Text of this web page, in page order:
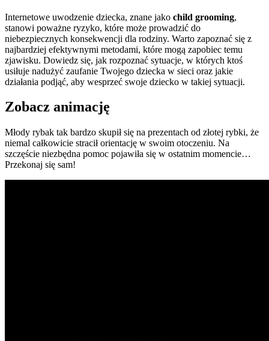
Internetowe uwodzenie dziecka, znane jako child grooming,
stanowi poważne ryzyko, które może prowadzić do
niebezpiecznych konsekwencji dla rodziny. Warto zapoznać się z
najbardziej efektywnymi metodami, które mogą zapobiec temu
zjawisku. Dowiedz się, jak rozpoznać sytuacje, w których ktoś
usiłuje nadużyć zaufanie Twojego dziecka w sieci oraz jakie
działania podjąć, aby wesprzeć swoje dziecko w takiej sytuacji.
Zobacz animację
Młody rybak tak bardzo skupił się na prezentach od złotej rybki, że
niemal całkowicie stracił orientację w swoim otoczeniu. Na
szczęście niezbędna pomoc pojawiła się w ostatnim momencie…
Przekonaj się sam!